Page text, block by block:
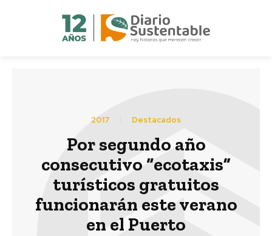
2017 Destacados
Por segundo año
consecutivo “ecotaxis”
turísticos gratuitos
funcionarán este verano
en el Puerto